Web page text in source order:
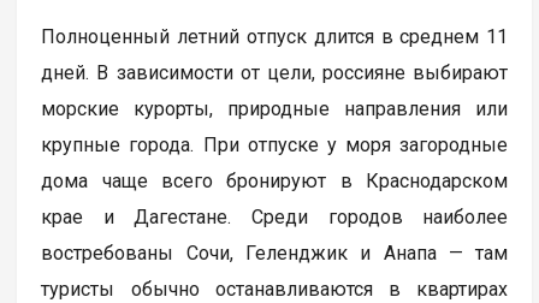
Полноценный летний отпуск длится в среднем 11
дней. В зависимости от цели, россияне выбирают
морские курорты, природные направления или
крупные города. При отпуске у моря загородные
дома чаще всего бронируют в Краснодарском
крае и Дагестане. Среди городов наиболее
востребованы Сочи, Геленджик и Анапа — там
туристы обычно останавливаются в квартирах